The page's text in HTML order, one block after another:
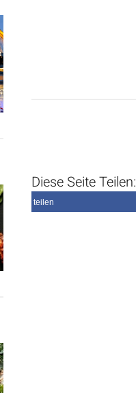
Diese Seite Teilen:
teilen